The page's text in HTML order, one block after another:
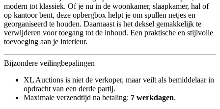
modern tot klassiek. Of je nu in de woonkamer, slaapkamer, hal of
op kantoor bent, deze opbergbox helpt je om spullen netjes en
georganiseerd te houden. Daarnaast is het deksel gemakkelijk te
verwijderen voor toegang tot de inhoud. Een praktische en stijlvolle
toevoeging aan je interieur.
Bijzondere veilingbepalingen
XL Auctions is niet de verkoper, maar veilt als bemiddelaar in
opdracht van een derde partij.
Maximale verzendtijd na betaling: 7 werkdagen.